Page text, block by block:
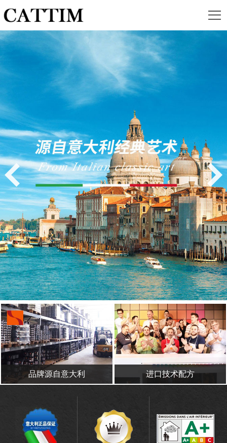
品牌源自意大利 进口技术配方